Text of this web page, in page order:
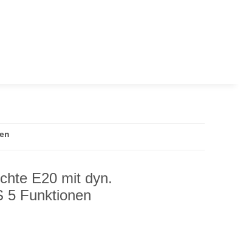
E20 mit dyn.
5 Funktionen